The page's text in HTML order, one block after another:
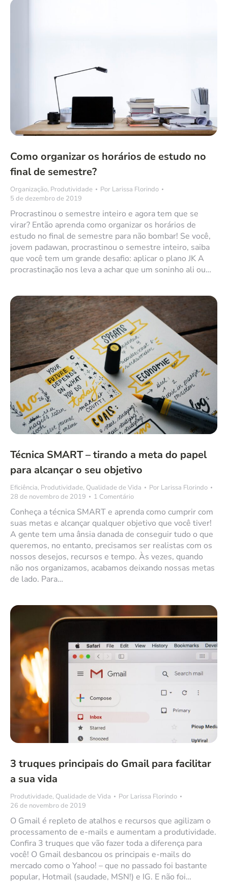
Como organizar os horários de estudo no
final de semestre?
Organização, Produtividade Por Larissa Florindo
5 de dezembro de 2019
Procrastinou o semestre inteiro e agora tem que se
virar? Então aprenda como organizar os horários de
estudo no final de semestre para não bombar! Se você,
jovem padawan, procrastinou o semestre inteiro, saiba
que você tem um grande desafio: aplicar o plano JK A
procrastinação nos leva a achar que um soninho ali ou…
Técnica SMART – tirando a meta do papel
para alcançar o seu objetivo
Eficiência, Produtividade, Qualidade de Vida Por Larissa Florindo
28 de novembro de 2019
1 Comentário
Conheça a técnica SMART e aprenda como cumprir com
suas metas e alcançar qualquer objetivo que você tiver!
A gente tem uma ânsia danada de conseguir tudo o que
queremos, no entanto, precisamos ser realistas com os
nossos desejos, recursos e tempo. Às vezes, quando
não nos organizamos, acabamos deixando nossas metas
de lado. Para…
3 truques principais do Gmail para facilitar
a sua vida
Produtividade, Qualidade de Vida Por Larissa Florindo
26 de novembro de 2019
O Gmail é repleto de atalhos e recursos que agilizam o
processamento de e-mails e aumentam a produtividade.
Confira 3 truques que vão fazer toda a diferença para
você! O Gmail desbancou os principais e-mails do
mercado como o Yahoo! – que no passado foi bastante
popular, Hotmail (saudade, MSN!) e IG. E não foi…